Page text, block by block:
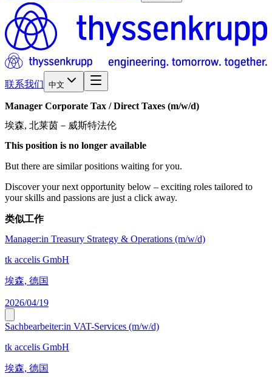
联系我们 中文
Manager Corporate Tax /​ Direct Taxes (m/w/d)
埃森, 北莱茵－威斯特法伦
This position is no longer available
But there are similar positions waiting for you.
Discover your next opportunity below – exciting roles tailored to
your skills and passions are just a click away.
类似工作
Manager:in Treasury Strategy & Operations (m/w/d)
tk accelis GmbH
埃森, 德国
2026/04/19
Sachbearbeiter:in VAT-Services (m/w/d)
tk accelis GmbH
埃森, 德国